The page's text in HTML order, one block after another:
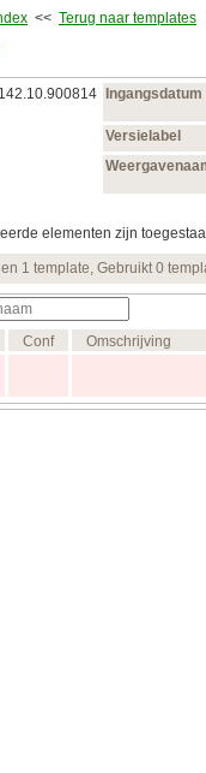
<< Terug naar templates
Ingangsdatum
Versielabel
elementen zijn
1 template, Gebruikt 0
Conf Omschrijving